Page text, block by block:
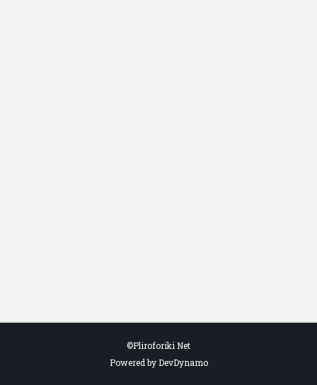
©Pliroforiki Net
Powered by DevDynamo